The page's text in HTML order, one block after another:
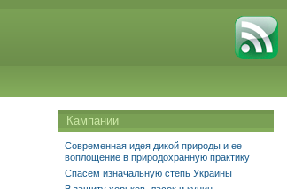
Кампании
Современная идея дикой природы и ее
воплощение в природохранную практику
Спасем изначальную степь Украины